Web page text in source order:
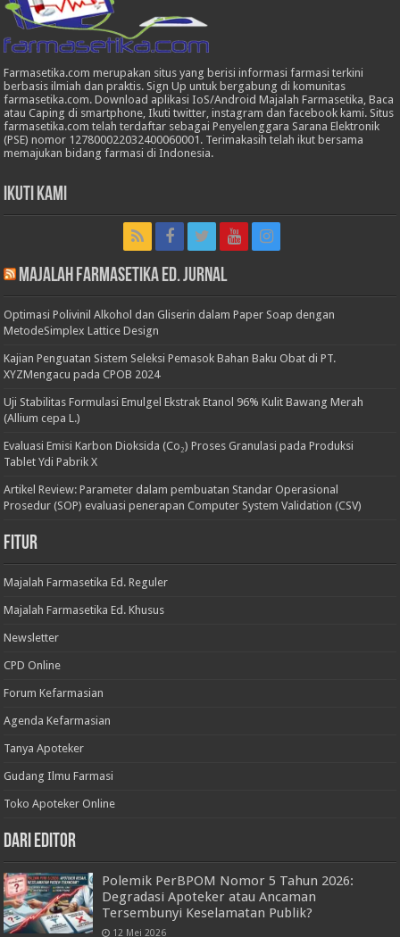
Farmasetika.com merupakan situs yang berisi informasi farmasi terkini
berbasis ilmiah dan praktis. Sign Up untuk bergabung di komunitas
farmasetika.com. Download aplikasi IoS/Android Majalah Farmasetika, Baca
atau Caping di smartphone, Ikuti twitter, instagram dan facebook kami. Situs
farmasetika.com telah terdaftar sebagai Penyelenggara Sarana Elektronik
(PSE) nomor 127800022032400060001. Terimakasih telah ikut bersama
memajukan bidang farmasi di Indonesia.
Ikuti Kami
Majalah Farmasetika Ed. Jurnal
Optimasi Polivinil Alkohol dan Gliserin dalam Paper Soap dengan
MetodeSimplex Lattice Design
Kajian Penguatan Sistem Seleksi Pemasok Bahan Baku Obat di PT.
XYZMengacu pada CPOB 2024
Uji Stabilitas Formulasi Emulgel Ekstrak Etanol 96% Kulit Bawang Merah
(Allium cepa L.)
Evaluasi Emisi Karbon Dioksida (Co₂) Proses Granulasi pada Produksi
Tablet Ydi Pabrik X
Artikel Review: Parameter dalam pembuatan Standar Operasional
Prosedur (SOP) evaluasi penerapan Computer System Validation (CSV)
Fitur
Majalah Farmasetika Ed. Reguler
Majalah Farmasetika Ed. Khusus
Newsletter
CPD Online
Forum Kefarmasian
Agenda Kefarmasian
Tanya Apoteker
Gudang Ilmu Farmasi
Toko Apoteker Online
Dari Editor
Polemik PerBPOM Nomor 5 Tahun 2026:
Degradasi Apoteker atau Ancaman
Tersembunyi Keselamatan Publik?
12 Mei 2026